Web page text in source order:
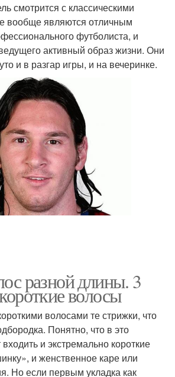
смотрится с классическими
вообще являются отличным
футболиста, и
активный образ жизни. Они
и в разгар игры, и на вечеринке.
разной длины. 3
волосы
волосами те стрижки, что
Понятно, что в это
и экстремально короткие
и женственное каре или
Но если первым укладка как